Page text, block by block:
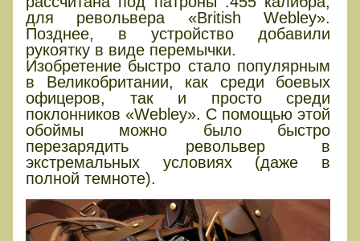
для револьвера «British Webley».
Позднее, в устройство добавили
рукоятку в виде перемычки.
Изобретение быстро стало популярным
в Великобритании, как среди боевых
офицеров, так и просто среди
поклонников «Webley». С помощью этой
обоймы можно было быстро
перезарядить револьвер в
экстремальных условиях (даже в
полной темноте).